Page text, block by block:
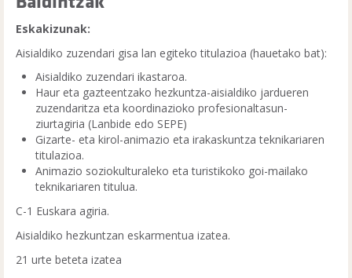
Eskakizunak:
Aisialdiko zuzendari gisa lan egiteko titulazioa (hauetako bat):
Aisialdiko zuzendari ikastaroa.
Haur eta gazteentzako hezkuntza-aisialdiko jardueren
zuzendaritza eta koordinazioko profesionaltasun-
ziurtagiria (Lanbide edo SEPE)
Gizarte- eta kirol-animazio eta irakaskuntza teknikariaren
titulazioa.
Animazio soziokulturaleko eta turistikoko goi-mailako
teknikariaren titulua.
C-1 Euskara agiria.
Aisialdiko hezkuntzan eskarmentua izatea.
21 urte beteta izatea